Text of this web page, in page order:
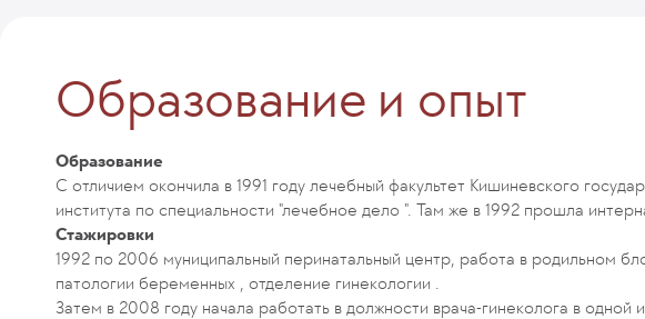
Образование и опыт
Образование
С отличием окончила в 1991 году лечебный факультет Кишиневского
института по специальности "лечебное дело ". Там же в 1992 прошла
Стажировки
1992 по 2006 муниципальный перинатальный центр, работа в родильном
патологии беременных , отделение гинекологии .
Затем в 2008 году начала работать в должности врача-гинеколога в одной